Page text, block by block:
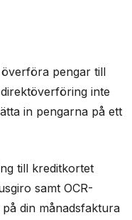
pengar till
inte
in pengarna på ett
till kreditkortet
samt OCR-
din månadsfaktura